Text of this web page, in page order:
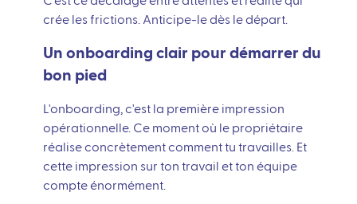
crée les frictions. Anticipe-le dès le départ.
Un onboarding clair pour démarrer du
bon pied
L'onboarding, c'est la première impression
opérationnelle. Ce moment où le propriétaire
réalise concrètement comment tu travailles. Et
cette impression sur ton travail et ton équipe
compte énormément.